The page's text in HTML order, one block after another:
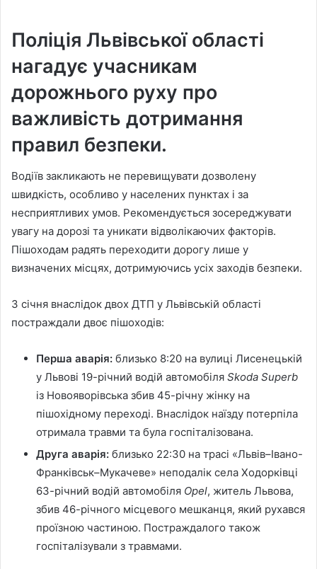
Поліція Львівської області
нагадує учасникам
дорожнього руху про
важливість дотримання
правил безпеки.
Водіїв закликають не перевищувати дозволену
швидкість, особливо у населених пунктах і за
несприятливих умов. Рекомендується зосереджувати
увагу на дорозі та уникати відволікаючих факторів.
Пішоходам радять переходити дорогу лише у
визначених місцях, дотримуючись усіх заходів безпеки.
3 січня внаслідок двох ДТП у Львівській області
постраждали двоє пішоходів:
Перша аварія: близько 8:20 на вулиці Лисенецькій
у Львові 19-річний водій автомобіля Skoda Superb
із Новояворівська збив 45-річну жінку на
пішохідному переході. Внаслідок наїзду потерпіла
отримала травми та була госпіталізована.
Друга аварія: близько 22:30 на трасі «Львів–Івано-
Франківськ–Мукачеве» неподалік села Ходорківці
63-річний водій автомобіля Opel, житель Львова,
збив 46-річного місцевого мешканця, який рухався
проїзною частиною. Постраждалого також
госпіталізували з травмами.